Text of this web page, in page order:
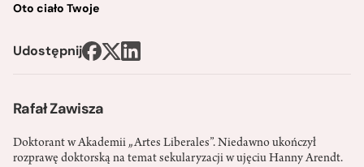
Rafał Zawisza
Doktorant w Akademii „Artes Liberales”. Niedawno ukończył
rozprawę doktorską na temat sekularyzacji w ujęciu Hanny Arendt.
Oto ciało Twoje
Udostępnij